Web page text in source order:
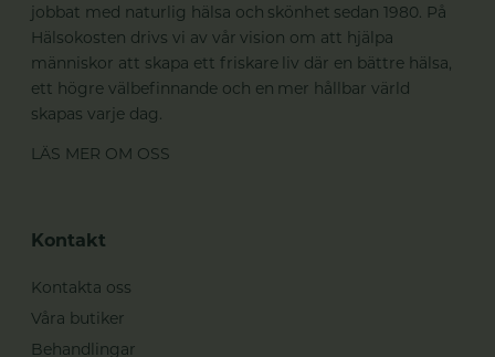
jobbat med naturlig hälsa och skönhet sedan 1980. På
Hälsokosten drivs vi av vår vision om att hjälpa
människor att skapa ett friskare liv där en bättre hälsa,
ett högre välbefinnande och en mer hållbar värld
skapas varje dag.
LÄS MER OM OSS
Kontakt
Kontakta oss
Våra butiker
Behandlingar